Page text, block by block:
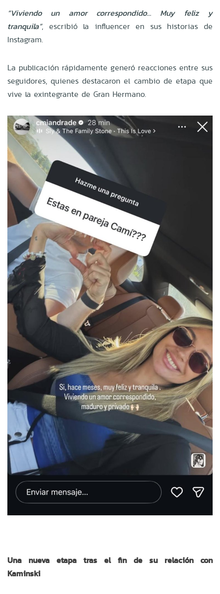
“Viviendo un amor correspondido... Muy feliz y
tranquila”, escribió la influencer en sus historias de
Instagram.
La publicación rápidamente generó reacciones entre sus
seguidores, quienes destacaron el cambio de etapa que
vive la exintegrante de Gran Hermano.
Una nueva etapa tras el fin de su relación con
Kaminski